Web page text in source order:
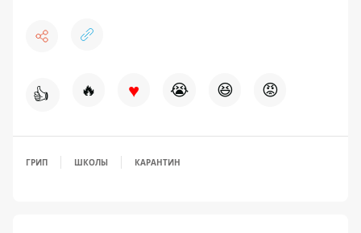
👍 🔥 ♥ 😭 😆 😡
ГРИП ШКОЛЫ КАРАНТИН